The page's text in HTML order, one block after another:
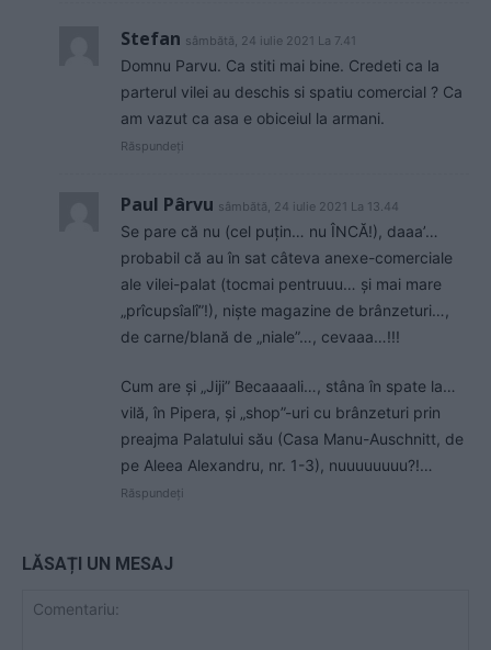
Stefan sâmbătă, 24 iulie 2021 La 7.41
Domnu Parvu. Ca stiti mai bine. Credeti ca la
parterul vilei au deschis si spatiu comercial ? Ca
am vazut ca asa e obiceiul la armani.
Răspundeți
Paul Pârvu sâmbătă, 24 iulie 2021 La 13.44
Se pare că nu (cel puțin… nu ÎNCĂ!), daaa’…
probabil că au în sat câteva anexe-comerciale
ale vilei-palat (tocmai pentruuu… și mai mare
„prîcupsîalî”!), niște magazine de brânzeturi…,
de carne/blană de „niale”…, cevaaa…!!!
Cum are și „Jiji” Becaaaali…, stâna în spate la…
vilă, în Pipera, și „shop”-uri cu brânzeturi prin
preajma Palatului său (Casa Manu-Auschnitt, de
pe Aleea Alexandru, nr. 1-3), nuuuuuuuu?!…
Răspundeți
LĂSAȚI UN MESAJ